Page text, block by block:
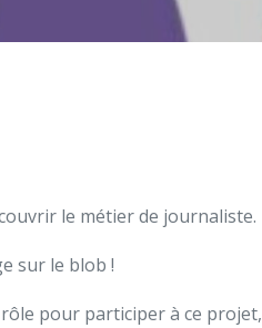
le métier de journaliste.
sur le blob !
pour participer à ce projet,